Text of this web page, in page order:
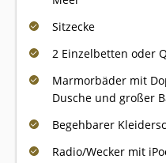
Sitzecke
2 Einzelbetten oder
Marmorbäder mit
Dusche und großer
Begehbarer
Radio/Wecker mit